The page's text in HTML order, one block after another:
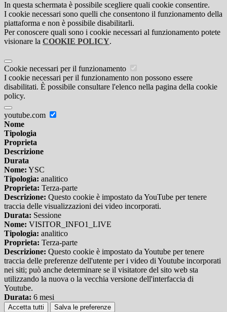
In questa schermata è possibile scegliere quali cookie consentire.
I cookie necessari sono quelli che consentono il funzionamento della
piattaforma e non è possibile disabilitarli.
Per conoscere quali sono i cookie necessari al funzionamento potete
visionare la COOKIE POLICY.
Cookie necessari per il funzionamento
I cookie necessari per il funzionamento non possono essere
disabilitati. È possibile consultare l'elenco nella pagina della cookie
policy.
youtube.com
Nome
Tipologia
Proprieta
Descrizione
Durata
Nome: YSC
Tipologia: analitico
Proprieta: Terza-parte
Descrizione: Questo cookie è impostato da YouTube per tenere
traccia delle visualizzazioni dei video incorporati.
Durata: Sessione
Nome: VISITOR_INFO1_LIVE
Tipologia: analitico
Proprieta: Terza-parte
Descrizione: Questo cookie è impostato da Youtube per tenere
traccia delle preferenze dell'utente per i video di Youtube incorporati
nei siti; può anche determinare se il visitatore del sito web sta
utilizzando la nuova o la vecchia versione dell'interfaccia di
Youtube.
Durata: 6 mesi
Accetta tutti Salva le preferenze